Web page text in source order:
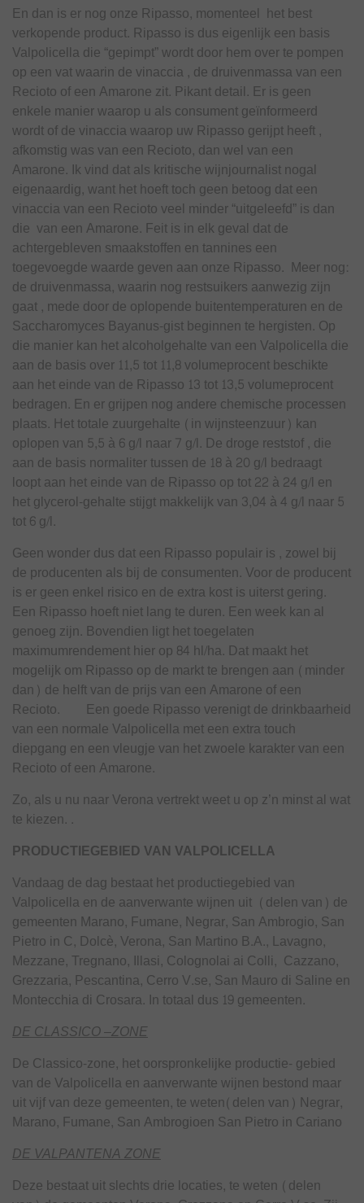
En dan is er nog onze Ripasso, momenteel het best
verkopende product. Ripasso is dus eigenlijk een basis
Valpolicella die “gepimpt” wordt door hem over te pompen
op een vat waarin de vinaccia , de druivenmassa van een
Recioto of een Amarone zit. Pikant detail. Er is geen
enkele manier waarop u als consument geïnformeerd
wordt of de vinaccia waarop uw Ripasso gerijpt heeft ,
afkomstig was van een Recioto, dan wel van een
Amarone. Ik vind dat als kritische wijnjournalist nogal
eigenaardig, want het hoeft toch geen betoog dat een
vinaccia van een Recioto veel minder “uitgeleefd” is dan
die van een Amarone. Feit is in elk geval dat de
achtergebleven smaakstoffen en tannines een
toegevoegde waarde geven aan onze Ripasso. Meer nog:
de druivenmassa, waarin nog restsuikers aanwezig zijn
gaat , mede door de oplopende buitentemperaturen en de
Saccharomyces Bayanus-gist beginnen te hergisten. Op
die manier kan het alcoholgehalte van een Valpolicella die
aan de basis over 11,5 tot 11,8 volumeprocent beschikte
aan het einde van de Ripasso 13 tot 13,5 volumeprocent
bedragen. En er grijpen nog andere chemische processen
plaats. Het totale zuurgehalte (in wijnsteenzuur) kan
oplopen van 5,5 à 6 g/l naar 7 g/l. De droge reststof , die
aan de basis normaliter tussen de 18 à 20 g/l bedraagt
loopt aan het einde van de Ripasso op tot 22 à 24 g/l en
het glycerol-gehalte stijgt makkelijk van 3,04 à 4 g/l naar 5
tot 6 g/l.
Geen wonder dus dat een Ripasso populair is , zowel bij
de producenten als bij de consumenten. Voor de producent
is er geen enkel risico en de extra kost is uiterst gering.
Een Ripasso hoeft niet lang te duren. Een week kan al
genoeg zijn. Bovendien ligt het toegelaten
maximumrendement hier op 84 hl/ha. Dat maakt het
mogelijk om Ripasso op de markt te brengen aan (minder
dan) de helft van de prijs van een Amarone of een
Recioto. Een goede Ripasso verenigt de drinkbaarheid
van een normale Valpolicella met een extra touch
diepgang en een vleugje van het zwoele karakter van een
Recioto of een Amarone.
Zo, als u nu naar Verona vertrekt weet u op z’n minst al wat
te kiezen. .
PRODUCTIEGEBIED VAN VALPOLICELLA
Vandaag de dag bestaat het productiegebied van
Valpolicella en de aanverwante wijnen uit (delen van) de
gemeenten Marano, Fumane, Negrar, San Ambrogio, San
Pietro in C, Dolcè, Verona, San Martino B.A., Lavagno,
Mezzane, Tregnano, Illasi, Colognolai ai Colli, Cazzano,
Grezzaria, Pescantina, Cerro V.se, San Mauro di Saline en
Montecchia di Crosara. In totaal dus 19 gemeenten.
DE CLASSICO –ZONE
De Classico-zone, het oorspronkelijke productie- gebied
van de Valpolicella en aanverwante wijnen bestond maar
uit vijf van deze gemeenten, te weten(delen van) Negrar,
Marano, Fumane, San Ambrogioen San Pietro in Cariano
DE VALPANTENA ZONE
Deze bestaat uit slechts drie locaties, te weten (delen